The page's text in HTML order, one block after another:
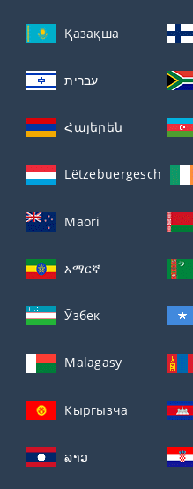
Қазақша
עברית
Հայերեն
Lëtzebuergesch
Maori
አማርኛ
Ўзбек
Malagasy
Кыргызча
ລາວ